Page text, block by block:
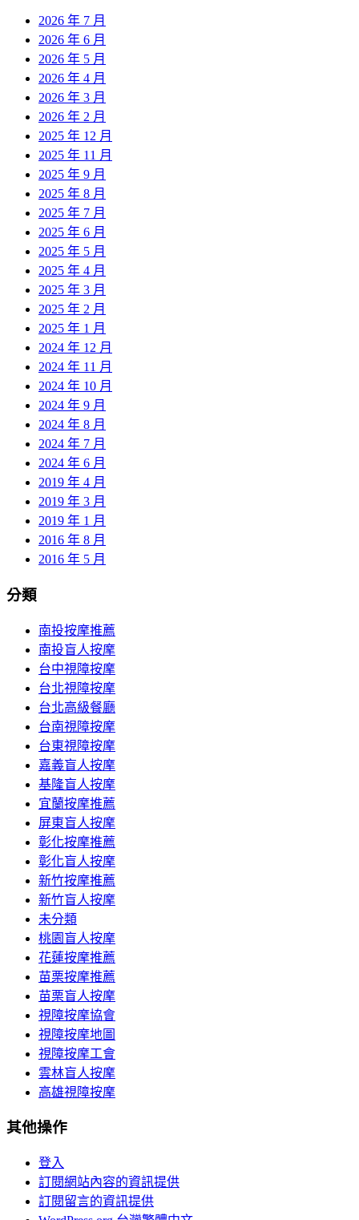
2026 年 7 月
2026 年 6 月
2026 年 5 月
2026 年 4 月
2026 年 3 月
2026 年 2 月
2025 年 12 月
2025 年 11 月
2025 年 9 月
2025 年 8 月
2025 年 7 月
2025 年 6 月
2025 年 5 月
2025 年 4 月
2025 年 3 月
2025 年 2 月
2025 年 1 月
2024 年 12 月
2024 年 11 月
2024 年 10 月
2024 年 9 月
2024 年 8 月
2024 年 7 月
2024 年 6 月
2019 年 4 月
2019 年 3 月
2019 年 1 月
2016 年 8 月
2016 年 5 月
分類
南投按摩推薦
南投盲人按摩
台中視障按摩
台北視障按摩
台北高級餐廳
台南視障按摩
台東視障按摩
嘉義盲人按摩
基隆盲人按摩
宜蘭按摩推薦
屏東盲人按摩
彰化按摩推薦
彰化盲人按摩
新竹按摩推薦
新竹盲人按摩
未分類
桃園盲人按摩
花蓮按摩推薦
苗栗按摩推薦
苗栗盲人按摩
視障按摩協會
視障按摩地圖
視障按摩工會
雲林盲人按摩
高雄視障按摩
其他操作
登入
訂閱網站內容的資訊提供
訂閱留言的資訊提供